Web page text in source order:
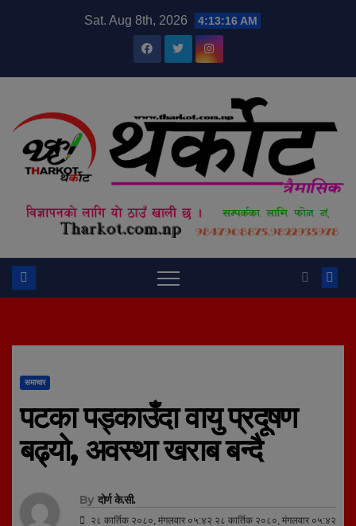
Sat. Aug 8th, 2026 4:13:16 AM
समाचार
पटका पड्काउँदा वायु प्रदूषण
बढ्यो, अवस्था खराब बन्दै
By दोर्ण के.सी.
२८ कार्तिक २०८०, मंगलवार ०५:४२ २८ कार्तिक २०८०, मंगलवार ०५:४२
modal-check